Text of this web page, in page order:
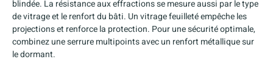
blindée. La résistance aux effractions se mesure aussi par le type
de vitrage et le renfort du bâti. Un vitrage feuilleté empêche les
projections et renforce la protection. Pour une sécurité optimale,
combinez une serrure multipoints avec un renfort métallique sur
le dormant.